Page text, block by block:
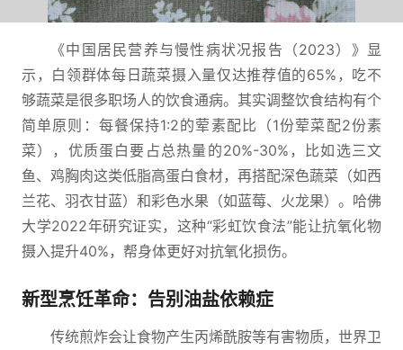
《中国居民营养与慢性病状况报告（2023）》显
示，白领群体每日蔬菜摄入量仅达推荐值的65%，吃不
够蔬菜是很多职场人的饮食通病。其实调整饮食结构有个
简单原则：每餐保持1:2的荤素配比（1份荤菜配2份素
菜），优质蛋白要占总热量的20%-30%，比如选三文
鱼、鸡胸肉这类低脂高蛋白食材，再搭配深色蔬菜（如西
兰花、羽衣甘蓝）和彩色水果（如蓝莓、火龙果）。哈佛
大学2022年研究证实，这种“彩虹饮食法”能让抗氧化物
摄入提升40%，帮身体更好对抗氧化损伤。
新型烹饪革命：告别油盐依赖症
传统煎炸会让食物产生丙烯酰胺等有害物质，世界卫